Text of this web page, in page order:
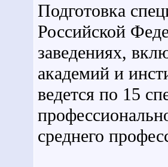
Подготовка
Российской
заведениях,
академий и
ведется по 15
среднего